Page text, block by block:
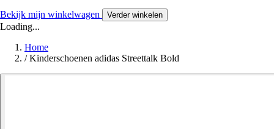
Bekijk mijn winkelwagen Verder winkelen
Loading...
Home
/ Kinderschoenen adidas Streettalk Bold